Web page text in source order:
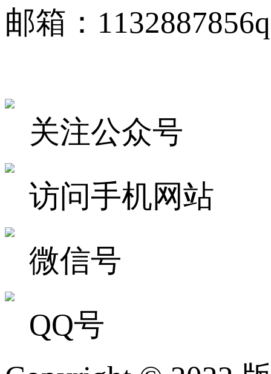
邮箱：
关注公众号
访问手机网站
微信号
QQ号